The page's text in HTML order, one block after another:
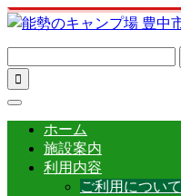

ホーム
施設案内
利用内容
ご利用について